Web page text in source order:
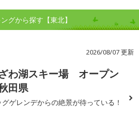
グから探す【東北】
2026/08/07 更新
わ湖スキー場 オープン
田県
グゲレンデからの絶景が待っている！